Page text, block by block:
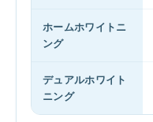
ホームホワイトニ
ング
デュアルホワイト
ニング